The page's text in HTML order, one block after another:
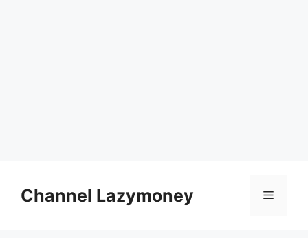
contentChannel Lazymoney Menu